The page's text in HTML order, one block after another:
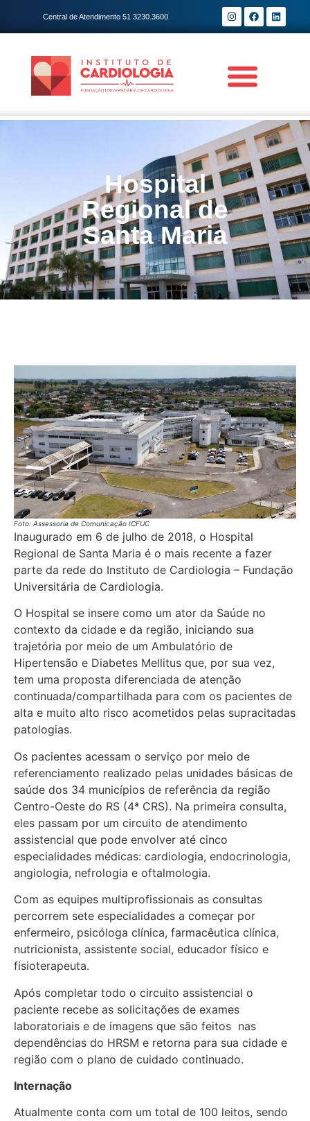
Central de Atendimento 51 3230.3600
Hospital
Regional de
Santa Maria
Foto: Assessoria de Comunicação ICFUC
Inaugurado em 6 de julho de 2018, o Hospital
Regional de Santa Maria é o mais recente a fazer
parte da rede do Instituto de Cardiologia – Fundação
Universitária de Cardiologia.
O Hospital se insere como um ator da Saúde no
contexto da cidade e da região, iniciando sua
trajetória por meio de um Ambulatório de
Hipertensão e Diabetes Mellitus que, por sua vez,
tem uma proposta diferenciada de atenção
continuada/compartilhada para com os pacientes de
alta e muito alto risco acometidos pelas supracitadas
patologias.
Os pacientes acessam o serviço por meio de
referenciamento realizado pelas unidades básicas de
saúde dos 34 municípios de referência da região
Centro-Oeste do RS (4ª CRS). Na primeira consulta,
eles passam por um circuito de atendimento
assistencial que pode envolver até cinco
especialidades médicas: cardiologia, endocrinologia,
angiologia, nefrologia e oftalmologia.
Com as equipes multiprofissionais as consultas
percorrem sete especialidades a começar por
enfermeiro, psicóloga clínica, farmacêutica clínica,
nutricionista, assistente social, educador físico e
fisioterapeuta.
Após completar todo o circuito assistencial o
paciente recebe as solicitações de exames
laboratoriais e de imagens que são feitos nas
dependências do HRSM e retorna para sua cidade e
região com o plano de cuidado continuado.
Internação
Atualmente conta com um total de 100 leitos, sendo